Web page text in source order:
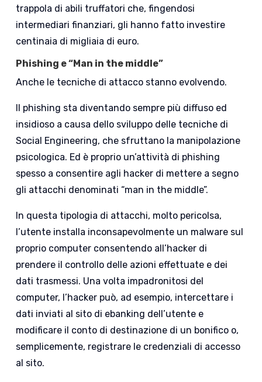
trappola di abili truffatori che, fingendosi
intermediari finanziari, gli hanno fatto investire
centinaia di migliaia di euro.
Phishing e “Man in the middle”
Anche le tecniche di attacco stanno evolvendo.
Il phishing sta diventando sempre più diffuso ed
insidioso a causa dello sviluppo delle tecniche di
Social Engineering, che sfruttano la manipolazione
psicologica. Ed è proprio un’attività di phishing
spesso a consentire agli hacker di mettere a segno
gli attacchi denominati “man in the middle”.
In questa tipologia di attacchi, molto pericolsa,
l’utente installa inconsapevolmente un malware sul
proprio computer consentendo all’hacker di
prendere il controllo delle azioni effettuate e dei
dati trasmessi. Una volta impadronitosi del
computer, l’hacker può, ad esempio, intercettare i
dati inviati al sito di ebanking dell’utente e
modificare il conto di destinazione di un bonifico o,
semplicemente, registrare le credenziali di accesso
al sito.